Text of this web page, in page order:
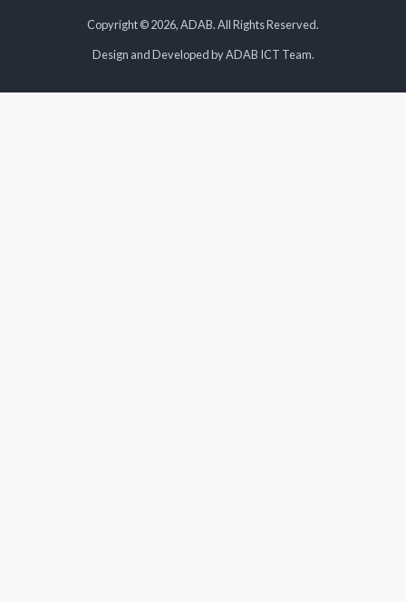
Copyright © 2026, ADAB. All Rights Reserved.
Design and Developed by ADAB ICT Team.